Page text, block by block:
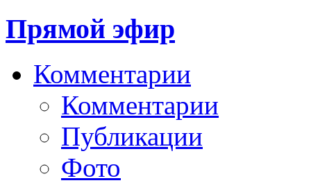
Прямой эфир
Комментарии
Комментарии
Публикации
Фото